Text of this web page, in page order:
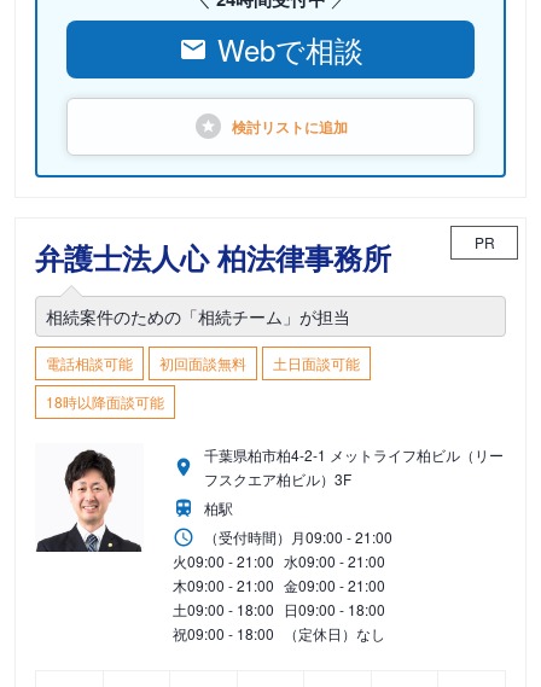
Webで相談
検討リストに追加
弁護士法人心 柏法律事務所 PR
相続案件のための「相続チーム」が担当
電話相談可能 初回面談無料
土日面談可能
18時以降面談可能
千葉県柏市柏4-2-1 メットライフ柏ビル（リー
フスクエア柏ビル）3F
柏駅
（受付時間） 月09:00 - 21:00
火09:00 - 21:00 水09:00 - 21:00
木09:00 - 21:00 金09:00 - 21:00
土09:00 - 18:00 日09:00 - 18:00
祝09:00 - 18:00 （定休日）なし